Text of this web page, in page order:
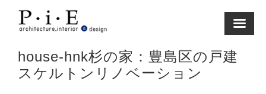
content
house-hnk杉の家：豊島区の戸建
スケルトンリノベーション